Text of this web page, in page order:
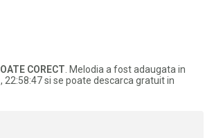
CORECT . Melodia a fost adaugata in
si se poate descarca gratuit in